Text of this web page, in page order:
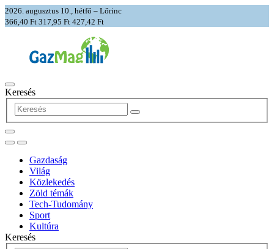
2026. augusztus 10., hétfő – Lőrinc
366,40 Ft 317,95 Ft 427,42 Ft
Keresés
Gazdaság
Világ
Közlekedés
Zöld témák
Tech-Tudomány
Sport
Kultúra
Keresés